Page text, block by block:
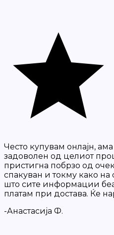
Често купувам онлајн,
задоволен од целиот
пристигна побрзо од
спакуван и токму како
што сите информации
платам при достава. Ќе
-Анастасија Ф.